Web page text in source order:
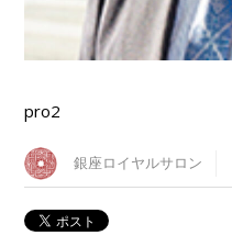
pro2
銀座ロイヤルサロン